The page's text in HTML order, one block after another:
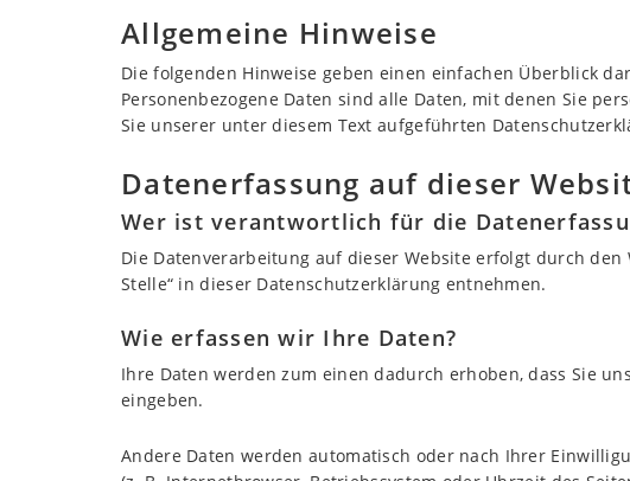
Allgemeine Hinweise
Die folgenden Hinweise geben einen einfachen Überblick
Personenbezogene Daten sind alle Daten, mit denen Sie
Sie unserer unter diesem Text aufgeführten
Datenerfassung auf dieser
Wer ist verantwortlich für die
Die Datenverarbeitung auf dieser Website erfolgt durch
Stelle“ in dieser Datenschutzerklärung entnehmen.
Wie erfassen wir Ihre Daten?
Ihre Daten werden zum einen dadurch erhoben, dass Sie
eingeben.
Andere Daten werden automatisch oder nach Ihrer